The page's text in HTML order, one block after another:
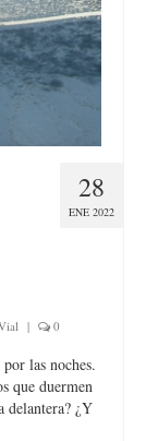
28
ENE 2022
| 0
las noches.
que duermen
delantera? ¿Y